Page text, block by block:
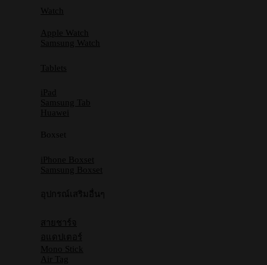
Watch
Apple Watch
Samsung Watch
Tablets
iPad
Samsung Tab
Huawei
Boxset
iPhone Boxset
Samsung Boxset
อุปกรณ์เสริมอื่นๆ
สายชาร์จ
อแดปเตอร์
Mono Stick
Air Tag